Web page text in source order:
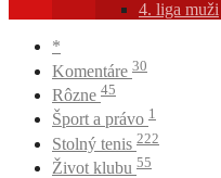
4. liga muži
*
Komentáre 30
Rôzne 45
Šport a právo 1
Stolný tenis 222
Život klubu 55